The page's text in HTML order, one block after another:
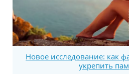
Новое исследование: как
укрепить